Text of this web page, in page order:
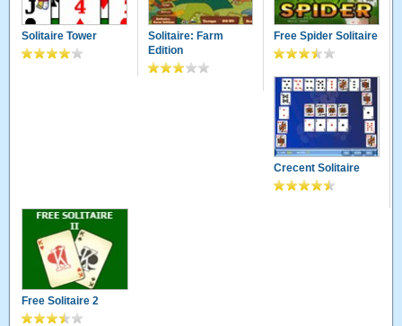
Solitaire Tower
Solitaire: Farm
Edition
Free Spider Solitaire
Crecent Solitaire
Free Solitaire 2